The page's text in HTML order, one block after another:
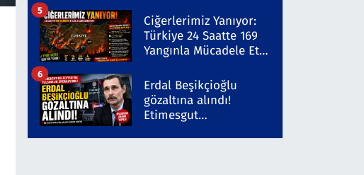
Şüpheli Gözaltında
Ciğerlerimiz Yanıyor:
Türkiye 24 Saatte 169
Yangınla Mücadele Etti!
5
Erdal Beşikçioğlu
gözaltına alındı!
Etimesgut
6